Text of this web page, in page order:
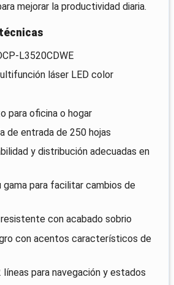
mejorar la productividad diaria.
L3520CDWE
láser LED color
para oficina o hogar
de entrada de 250 hojas
y distribución adecuadas en
gama para facilitar cambios de
con acabado sobrio
con acentos característicos de
líneas para navegación y estados